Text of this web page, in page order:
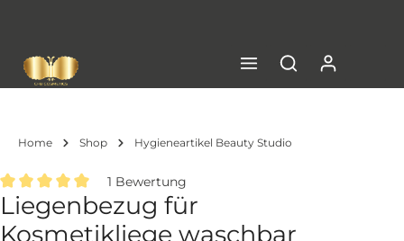
Home Shop Hygieneartikel Beauty Studio
Durchschnittliche Bewertung von 5 von 5 Sternen
1 Bewertung
Liegenbezug für
Kosmetikliege waschbar